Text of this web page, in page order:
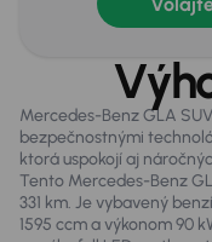
Tónované okná
Vyhrievané
Exteriér
Mercedes-Benz GLA
bezpečnostnými
ktorá uspokojí aj
Tento Mercedes-Benz
331 km. Je vybavený
1595 ccm a výkonom 90